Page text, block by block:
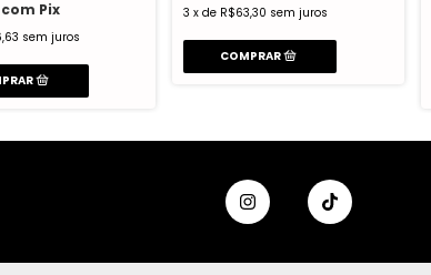
com Pix
sem juros
3 xde R$63,30 sem juros